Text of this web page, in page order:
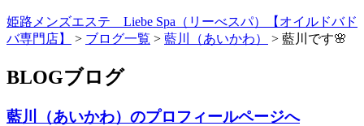
姫路メンズエステ Liebe Spa（リーべスパ）【オイルドバド
バ専門店】
> ブログ一覧 > 藍川（あいかわ） > 藍川です🌸
BLOGブログ
藍川（あいかわ）のプロフィールページへ